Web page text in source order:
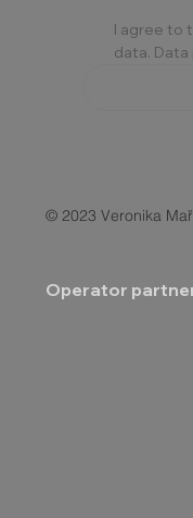
I agree to
data.
© 2023 Veronika
Operator